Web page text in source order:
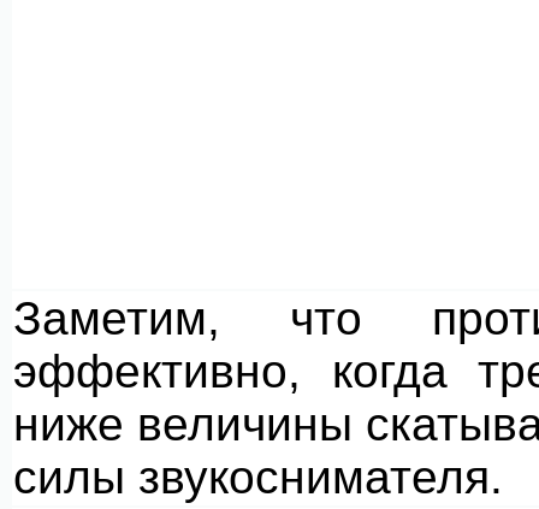
Заметим, что
эффективно, когда
ниже величины
силы звукоснимателя.